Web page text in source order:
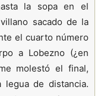
la sopa en el
sacado de la
el cuarto número
a Lobezno (¿en
molestó el final,
de distancia.